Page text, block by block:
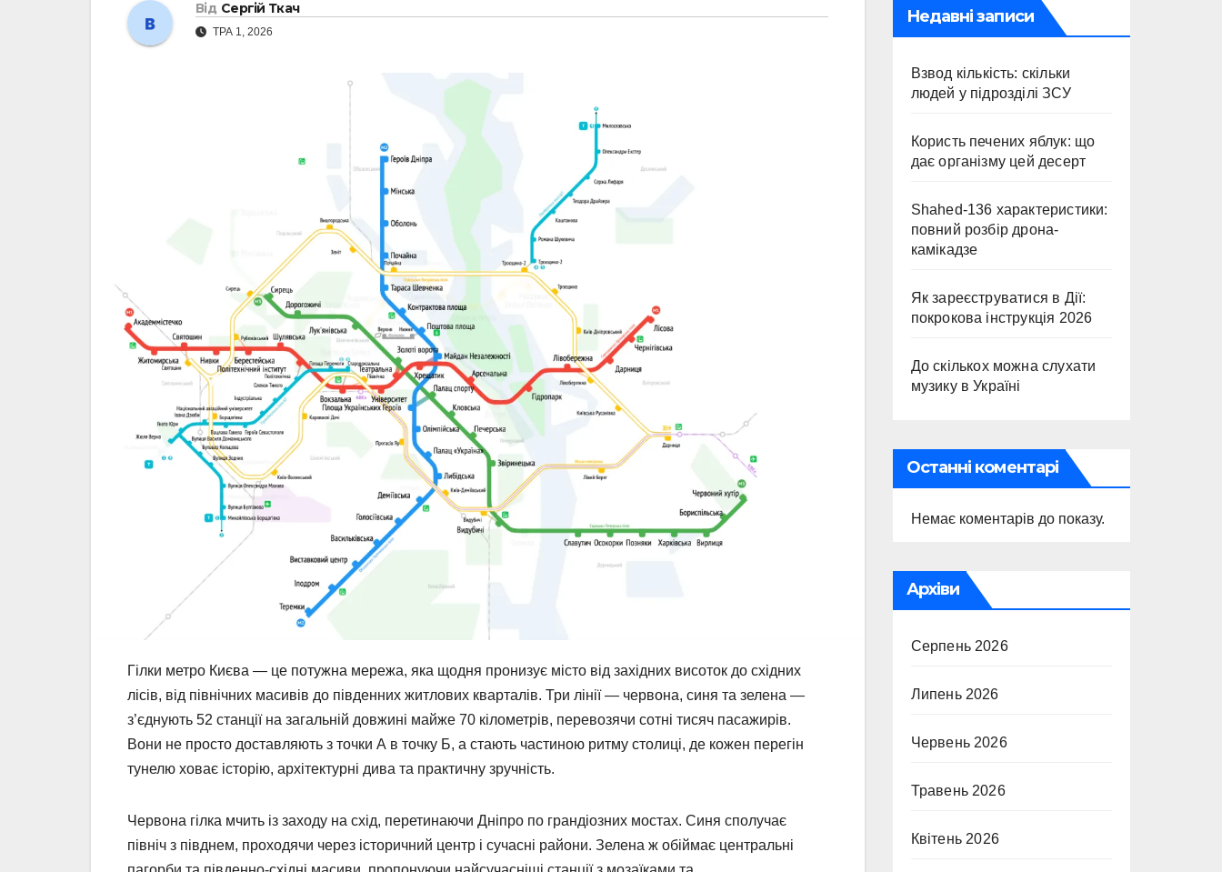
Від Сергій Ткач
ТРА 1, 2026
Гілки метро Києва — це потужна мережа, яка щодня пронизує місто від західних висоток до східних
лісів, від північних масивів до південних житлових кварталів. Три лінії — червона, синя та зелена —
з’єднують 52 станції на загальній довжині майже 70 кілометрів, перевозячи сотні тисяч пасажирів.
Вони не просто доставляють з точки А в точку Б, а стають частиною ритму столиці, де кожен перегін
тунелю ховає історію, архітектурні дива та практичну зручність.
Червона гілка мчить із заходу на схід, перетинаючи Дніпро по грандіозних мостах. Синя сполучає
північ з півднем, проходячи через історичний центр і сучасні райони. Зелена ж обіймає центральні
Недавні записи
Взвод кількість: скільки
людей у підрозділі ЗСУ
Користь печених яблук: що
дає організму цей десерт
Shahed-136 характеристики:
повний розбір дрона-
камікадзе
Як зареєструватися в Дії:
покрокова інструкція 2026
До скількох можна слухати
музику в Україні
Останні коментарі
Немає коментарів до показу.
Архіви
Серпень 2026
Липень 2026
Червень 2026
Травень 2026
Квітень 2026